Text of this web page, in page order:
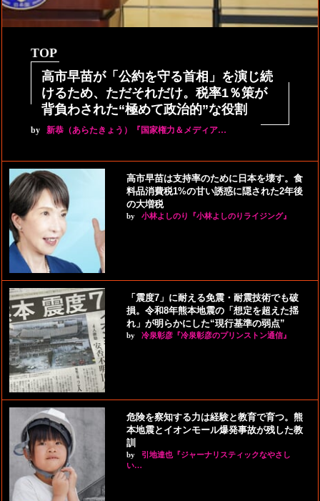
TOP
高市早苗が「公約を守る首相」を演じ続
けるため、ただそれだけ。税率1％策が
背負わされた“極めて政治的”な役割
by 新恭（あらたきょう）『国家権力＆メディア…
高市早苗は支持率のために日本を壊す。食
料品消費税1%の甘い誘惑に隠された2年後
の大増税
by 小林よしのり『小林よしのりライジング』
「震度7」に耐える免震・耐震技術でも破
損。令和8年熊本地震の「想定を超えた揺
れ」が明らかにした“現行基準の弱点”
by 冷泉彰彦『冷泉彰彦のプリンストン通信』
危険を察知する力は経験と教育で育つ。熊
本地震とイオンモール爆発事故が残した教
訓
by
引地達也『ジャーナリスティックなやさし
い…